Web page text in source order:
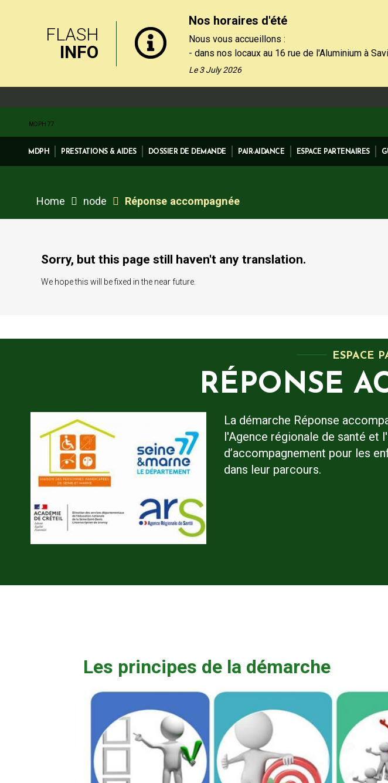
FLASH
INFO
Nos horaires d'été
Nous vous accueillons :
- dans nos locaux au 16 rue de l'Aluminium à
le matin, du lundi au vendredi de 9h à 12h30.
rubrique "Contactez-nous".
Le 3 July 2026
MDPH 77
MDPH PRESTATIONS & AIDES DOSSIER DE DEMANDE PAIR-AIDANCE ESPACE PARTENAIRES
Home node Réponse accompagnée
Sorry, but this page still haven't any translation.
We hope this will be fixed in the near future.
ESPACE
RÉPONSE
La démarche Réponse
l'Agence régionale de santé et
d’accompagnement pour les
dans leur parcours.
Les principes de la démarche